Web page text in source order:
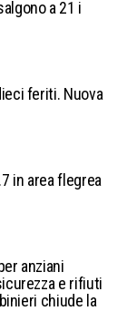
a 21 i
feriti. Nuova
in area flegrea
anziani
e rifiuti
chiude la